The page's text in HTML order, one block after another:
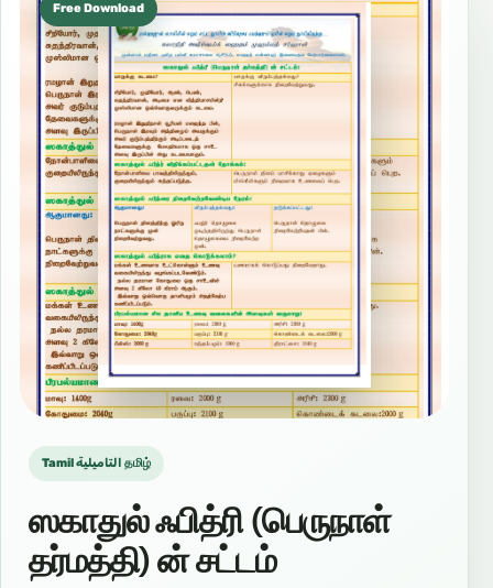
Free Download
Tamil التاميلية தமிழ்
ஸகாதுல் ஃபித்ரி (பெருநாள்
தர்மத்தி) ன் சட்டம்